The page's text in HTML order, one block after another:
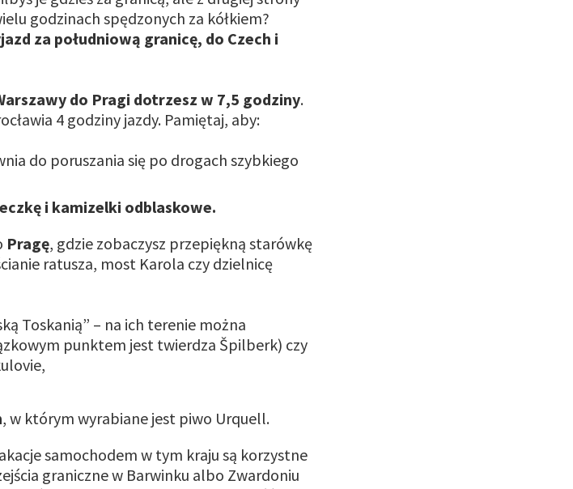
godzinach spędzonych za kółkiem?
za południową granicę, do Czech i
do Pragi dotrzesz w 7,5 godziny.
4 godziny jazdy. Pamiętaj, aby:
do poruszania się po drogach szybkiego
i kamizelki odblaskowe.
Pragę, gdzie zobaczysz przepiękną starówkę
ratusza, most Karola czy dzielnicę
Toskanią” – na ich terenie można
punktem jest twierdza Špilberk) czy
, w którym wyrabiane jest piwo Urquell.
samochodem w tym kraju są korzystne
graniczne w Barwinku albo Zwardoniu